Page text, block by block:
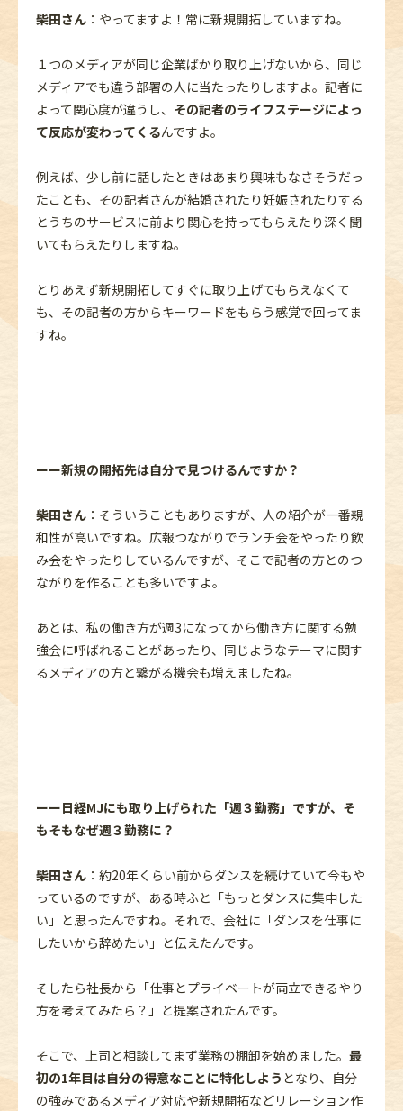
柴田さん ：やってますよ！常に新規開拓していますね。
１つのメディアが同じ企業ばかり取り上げないから、同じ
メディアでも違う部署の人に当たったりしますよ。記者に
よって関心度が違うし、 その記者のライフステージによっ
て反応が変わってくるんですよ。
例えば、少し前に話したときはあまり興味もなさそうだっ
たことも、その記者さんが結婚されたり妊娠されたりする
とうちのサービスに前より関心を持ってもらえたり深く聞
いてもらえたりしますね。
とりあえず新規開拓してすぐに取り上げてもらえなくて
も、その記者の方からキーワードをもらう感覚で回ってま
すね。
ーー新規の開拓先は自分で見つけるんですか？
柴田さん ：そういうこともありますが、人の紹介が一番親
和性が高いですね。広報つながりでランチ会をやったり飲
み会をやったりしているんですが、そこで記者の方とのつ
ながりを作ることも多いですよ。
あとは、私の働き方が週3になってから働き方に関する勉
強会に呼ばれることがあったり、同じようなテーマに関す
るメディアの方と繋がる機会も増えましたね。
ーー日経MJにも取り上げられた「週３勤務」ですが、そ
もそもなぜ週３勤務に？
柴田さん ：約20年くらい前からダンスを続けていて今もや
っているのですが、ある時ふと「もっとダンスに集中した
い」と思ったんですね。それで、会社に「ダンスを仕事に
したいから辞めたい」と伝えたんです。
そしたら社長から「仕事とプライベートが両立できるやり
方を考えてみたら？」と提案されたんです。
そこで、上司と相談してまず業務の棚卸を始めました。 最
初の1年目は自分の得意なことに特化しよう となり、自分
の強みであるメディア対応や新規開拓などリレーション作